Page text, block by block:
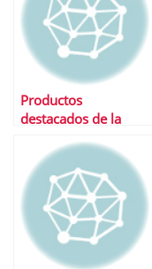
Productos
destacados de la